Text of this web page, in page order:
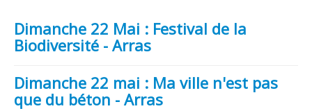
Dimanche 22 Mai : Festival de la
Biodiversité - Arras
Dimanche 22 mai : Ma ville n'est pas
que du béton - Arras